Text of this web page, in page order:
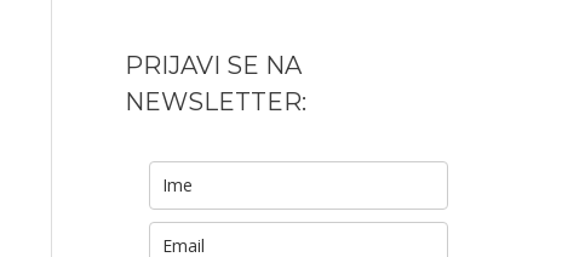
PRIJAVI SE NA
NEWSLETTER: